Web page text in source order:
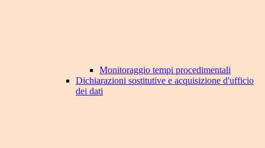
Monitoraggio tempi procedimentali
Dichiarazioni sostitutive e acquisizione d'ufficio
dei dati